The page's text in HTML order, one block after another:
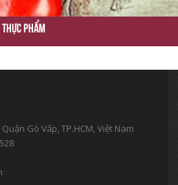
Thực Phẩm
Gò Vấp, TP.HCM, Việt Nam